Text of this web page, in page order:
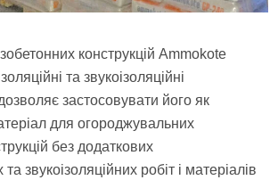
конструкцій Ammokote
та звукоізоляційні
застосовувати його як
для огороджувальних
без додаткових
звукоізоляційних робіт і матеріалів